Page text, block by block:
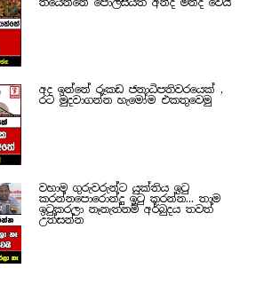
අද ඉන්නේ රූකඩ ජනාධිපතිවරයෙක් ,
රට මුදවාගන්න හැමෝම එකතුවෙමු
වහාම ගුරුවරුන්ට යුක්තිය ඉටු
කරන්නපොරොන්දු ඉටු කරන්න... තාම
ඉටුකරලා නෑනැත්නම් අර්බුදය තවත්
උත්සන්න